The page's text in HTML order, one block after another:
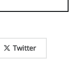
Twitter